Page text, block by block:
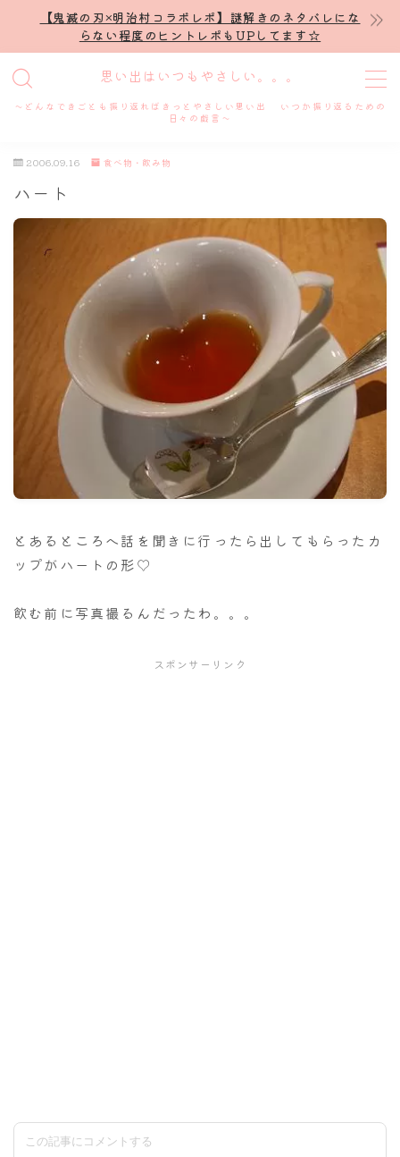
【鬼滅の刃×明治村コラボレポ】謎解きのネタバレにな
らない程度のヒントレポもUPしてます☆
思い出はいつもやさしい。。。
～どんなできごとも振り返ればきっとやさしい思い出 いつか振り返るための
日々の戯言～
MENU
プロフィール
謎解き
ホテル滞在記
舞台・ライブ
名古屋
ナナちゃん人形
2006.09.16 食べ物・飲み物
ハート
とあるところへ話を聞きに行ったら出してもらったカ
ップがハートの形♡
飲む前に写真撮るんだったわ。。。
スポンサーリンク